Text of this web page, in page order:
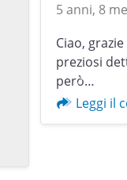
5 anni, 8
Ciao,
preziosi
però…
Leggi il